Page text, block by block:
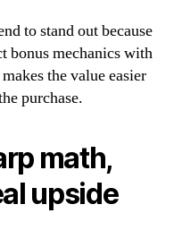
to stand out because
bonus mechanics with
the value easier
purchase.
math,
upside